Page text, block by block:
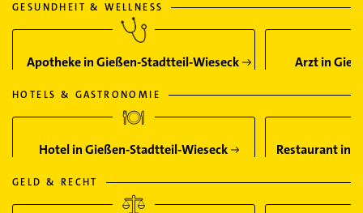
GESUNDHEIT & WELLNESS
Apotheke in Gießen-Stadtteil-Wieseck Arzt in
HOTELS & GASTRONOMIE
Hotel in Gießen-Stadtteil-Wieseck Restaurant in
GELD & RECHT